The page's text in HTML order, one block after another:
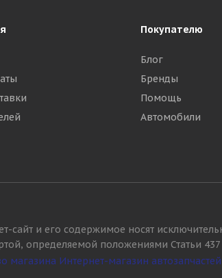
Покупателю
Блог
Бренды
Помощь
Автомобили
сайт и его содержимое носят
определяемой положениями Статьи